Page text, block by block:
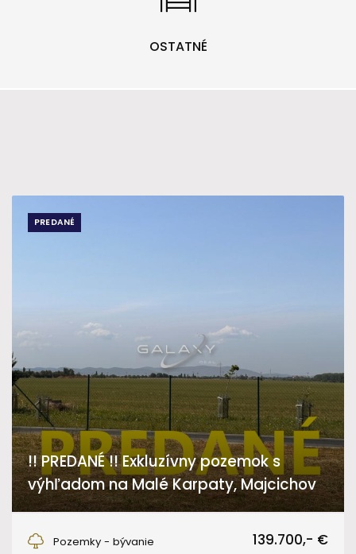
OSTATNÉ
PREDANÉ
!! PREDANÉ !! Exkluzívny pozemok s
výhľadom na Malé Karpaty, Majcichov
Pozemky - bývanie
139.700,- €